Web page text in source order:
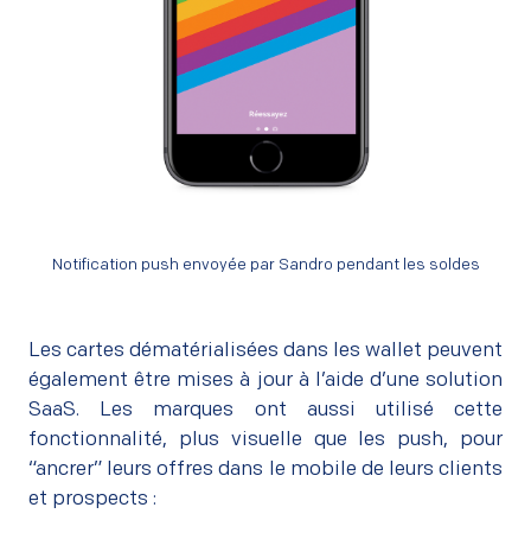
Notification push envoyée par Sandro pendant les soldes
Les cartes dématérialisées dans les wallet peuvent
également être mises à jour à l’aide d’une solution
SaaS. Les marques ont aussi utilisé cette
fonctionnalité, plus visuelle que les push, pour
“ancrer” leurs offres dans le mobile de leurs clients
et prospects :